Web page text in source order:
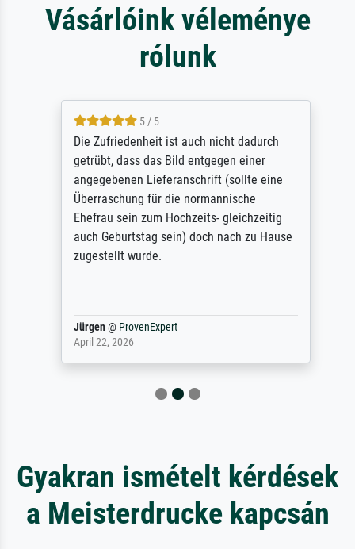
Vásárlóink véleménye
rólunk
5 / 5
Die Zufriedenheit ist auch nicht dadurch
getrübt, dass das Bild entgegen einer
angegebenen Lieferanschrift (sollte eine
Überraschung für die normannische
Ehefrau sein zum Hochzeits- gleichzeitig
auch Geburtstag sein) doch nach zu Hause
zugestellt wurde.
Jürgen@ProvenExpert
April 22, 2026
Gyakran ismételt kérdések
a Meisterdrucke kapcsán